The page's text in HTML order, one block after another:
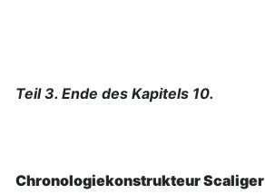
Teil 3. Ende des Kapitels 10.
Chronologiekonstrukteur Scaliger